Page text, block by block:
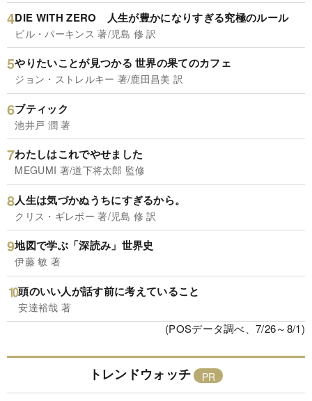
DIE WITH ZERO 人生が豊かになりすぎる究極のルール
ビル・パーキンス 著/児島 修 訳
やりたいことが見つかる 世界の果てのカフェ
ジョン・ストレルキー 著/鹿田昌美 訳
ブティック
池井戸 潤 著
わたしはこれでやせました
MEGUMI 著/道下将太郎 監修
人生は気づかぬうちにすぎるから。
クリス・ギレボー 著/児島 修 訳
地図で学ぶ「深読み」世界史
伊藤 敏 著
頭のいい人が話す前に考えていること
安達裕哉 著
(POSデータ調べ、7/26～8/1)
トレンドウォッチ